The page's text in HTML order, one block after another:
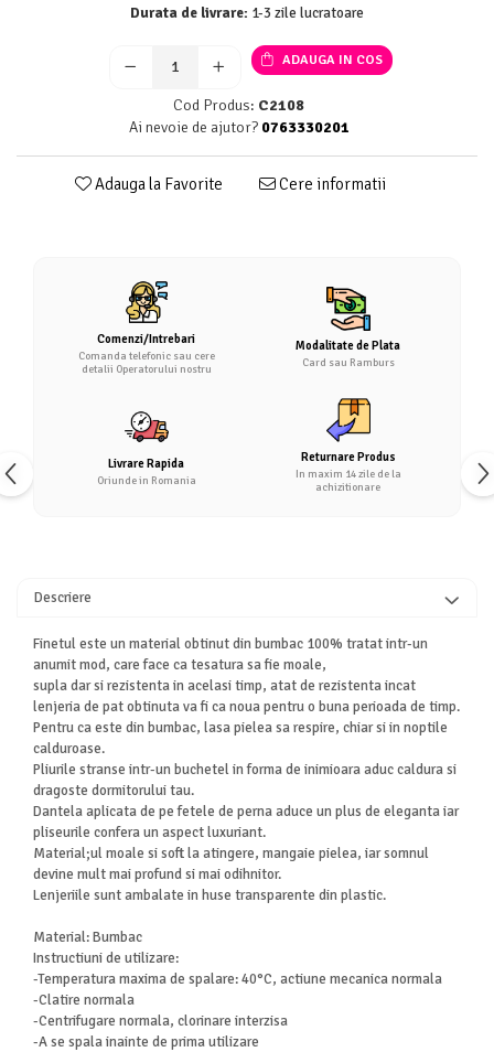
Durata de livrare: 1-3 zile lucratoare
ADAUGA IN COS
Cod Produs: C2108
Ai nevoie de ajutor? 0763330201
Adauga la Favorite Cere informatii
Comenzi/Intrebari
Comanda telefonic sau cere
detalii Operatorului nostru
Modalitate de Plata
Card sau Ramburs
Livrare Rapida
Oriunde in Romania
Returnare Produs
In maxim 14 zile de la
achizitionare
Descriere
Finetul este un material obtinut din bumbac 100% tratat intr-un
anumit mod, care face ca tesatura sa fie moale,
supla dar si rezistenta in acelasi timp, atat de rezistenta incat
lenjeria de pat obtinuta va fi ca noua pentru o buna perioada de timp.
Pentru ca este din bumbac, lasa pielea sa respire, chiar si in noptile
calduroase.
Pliurile stranse intr-un buchetel in forma de inimioara aduc caldura si
dragoste dormitorului tau.
Dantela aplicata de pe fetele de perna aduce un plus de eleganta iar
pliseurile confera un aspect luxuriant.
Material;ul moale si soft la atingere, mangaie pielea, iar somnul
devine mult mai profund si mai odihnitor.
Lenjeriile sunt ambalate in huse transparente din plastic.
Material: Bumbac
Instructiuni de utilizare:
-Temperatura maxima de spalare: 40°C, actiune mecanica normala
-Clatire normala
-Centrifugare normala, clorinare interzisa
-A se spala inainte de prima utilizare